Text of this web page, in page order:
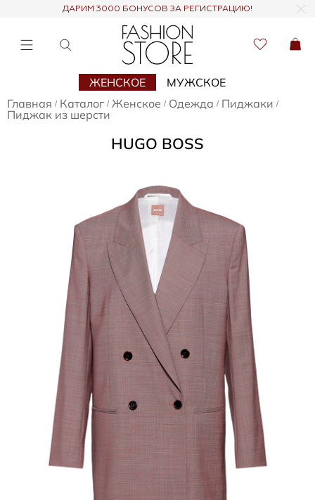
ДАРИМ 3000 БОНУСОВ ЗА РЕГИСТРАЦИЮ!
ЖЕНСКОЕ
МУЖСКОЕ
Главная / Каталог / Женское / Одежда / Пиджаки /
Пиджак из шерсти
HUGO BOSS